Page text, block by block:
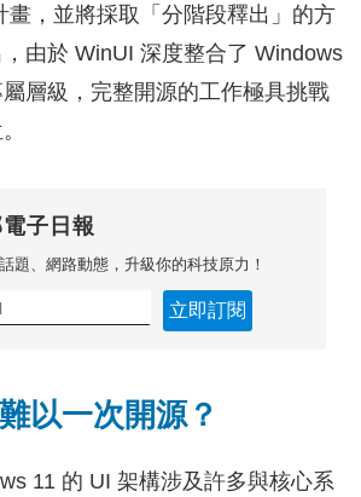
畫，並將採取「分階段釋出」的方
由於 WinUI 深度整合了 Windows
層級，完整開源的工作極具挑戰
子日報
題、網路動態，升級你的科技原力！
立即訂閱
以一次開源？
11 的 UI 架構涉及許多與核心系